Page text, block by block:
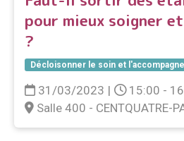
pour mieux soigner
?
Décloisonner le soin et
31/03/2023 | 15:00 -
Salle 400 - CENTQUATRE-